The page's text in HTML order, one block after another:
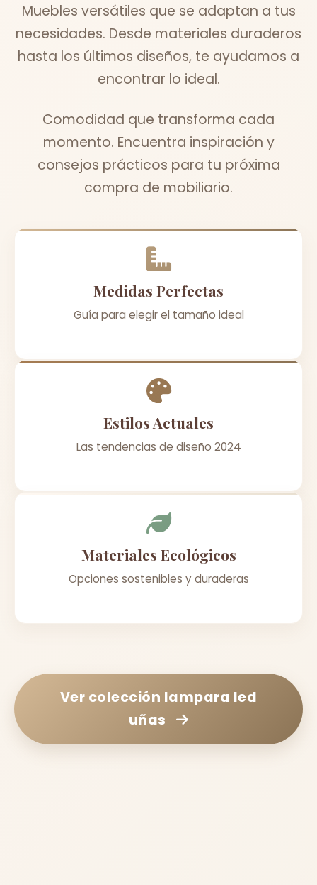
Muebles versátiles que se adaptan a tus
necesidades. Desde materiales duraderos
hasta los últimos diseños, te ayudamos a
encontrar lo ideal.
Comodidad que transforma cada
momento. Encuentra inspiración y
consejos prácticos para tu próxima
compra de mobiliario.
Medidas Perfectas
Guía para elegir el tamaño ideal
Estilos Actuales
Las tendencias de diseño 2024
Materiales Ecológicos
Opciones sostenibles y duraderas
Ver colección lampara led
uñas